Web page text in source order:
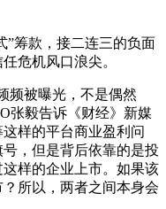
筹款，接二连三的负面
危机风口浪尖。
被曝光，不是偶然
张毅告诉《财经》新媒
样的平台商业盈利问
，但是背后依靠的是投
样的企业上市。如果该
所以，两者之间本身会